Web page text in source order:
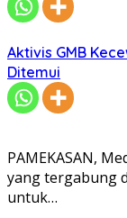
Aktivis GMB
Ditemui
PAMEKASAN,
yang tergabung
untuk…